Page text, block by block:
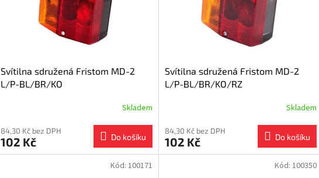
Svítilna sdružená Fristom MD-2
L/P-BL/BR/KO
Skladem
84,30 Kč bez DPH
102 Kč Do košíku
Svítilna sdružená Fristom MD-2
L/P-BL/BR/KO/RZ
Skladem
84,30 Kč bez DPH
102 Kč Do košíku
Kód: 100171 Kód: 100350